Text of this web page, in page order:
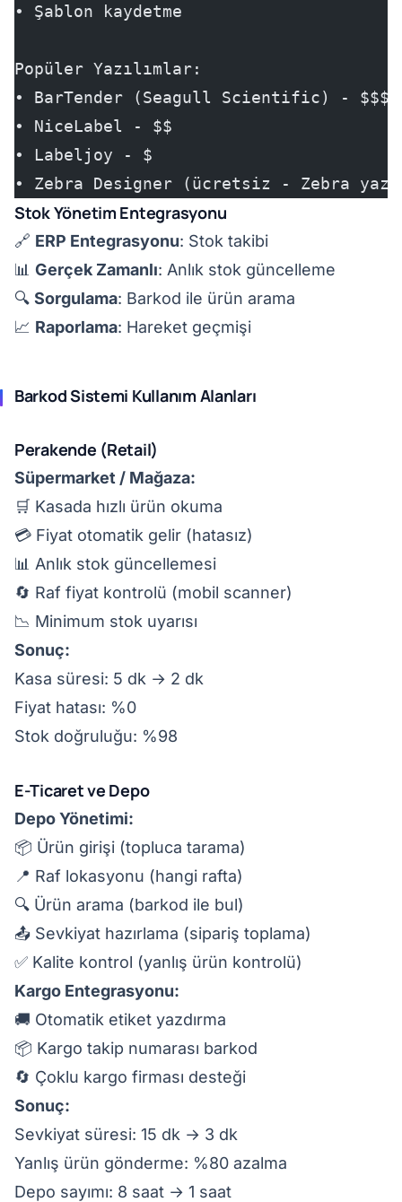
• Şablon kaydetme
Popüler Yazılımlar:
• BarTender (Seagull Scientific) - $$$
• NiceLabel - $$
• Labeljoy - $
• Zebra Designer (ücretsiz - Zebra
Stok Yönetim Entegrasyonu
🔗 ERP Entegrasyonu: Stok takibi
📊 Gerçek Zamanlı: Anlık stok güncelleme
🔍 Sorgulama: Barkod ile ürün arama
📈 Raporlama: Hareket geçmişi
Barkod Sistemi Kullanım Alanları
Perakende (Retail)
Süpermarket / Mağaza:
🛒 Kasada hızlı ürün okuma
💳 Fiyat otomatik gelir (hatasız)
📊 Anlık stok güncellemesi
🔄 Raf fiyat kontrolü (mobil scanner)
📉 Minimum stok uyarısı
Sonuç:
Kasa süresi: 5 dk → 2 dk
Fiyat hatası: %0
Stok doğruluğu: %98
E-Ticaret ve Depo
Depo Yönetimi:
📦 Ürün girişi (topluca tarama)
📍 Raf lokasyonu (hangi rafta)
🔍 Ürün arama (barkod ile bul)
📤 Sevkiyat hazırlama (sipariş toplama)
✅ Kalite kontrol (yanlış ürün kontrolü)
Kargo Entegrasyonu:
🚚 Otomatik etiket yazdırma
📦 Kargo takip numarası barkod
🔄 Çoklu kargo firması desteği
Sonuç:
Sevkiyat süresi: 15 dk → 3 dk
Yanlış ürün gönderme: %80 azalma
Depo sayımı: 8 saat → 1 saat